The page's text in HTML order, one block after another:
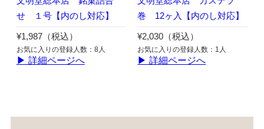
せ １号【内のし対応】
¥1,987（税込）
お気に入りの登録人数：8人
▶ 詳細ページへ
巻 12ヶ入【内のし対応】
¥2,030（税込）
お気に入りの登録人数：1人
▶ 詳細ページへ